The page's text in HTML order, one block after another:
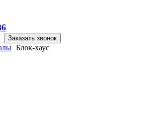
Заказать звонок
Блок-хаус